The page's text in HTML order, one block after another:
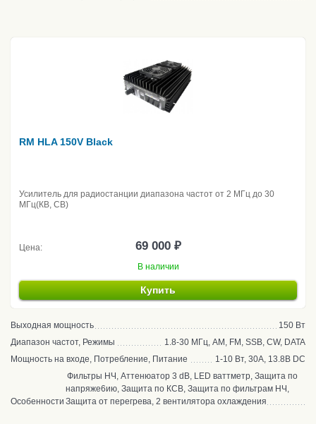
RM HLA 150V Black
Усилитель для радиостанции диапазона частот от 2 МГц до 30
МГц(КВ, CB)
Цена: 69 000 ₽
В наличии
Купить
Выходная мощность
150 Вт
Диапазон частот, Режимы
1.8-30 МГц, AM, FM, SSB, CW, DATA
Мощность на входе, Потребление, Питание
1-10 Вт, 30А, 13.8В DC
Особенности
Фильтры НЧ, Аттенюатор 3 dB, LED ваттметр, Защита по
напряже6ию, Защита по КСВ, Защита по фильтрам НЧ,
Защита от перегрева, 2 вентилятора охлаждения